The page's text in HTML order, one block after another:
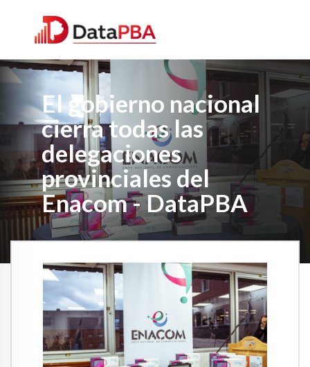
El gobierno nacional
cierra todas las
delegaciones
provinciales del
Enacom - DataPBA